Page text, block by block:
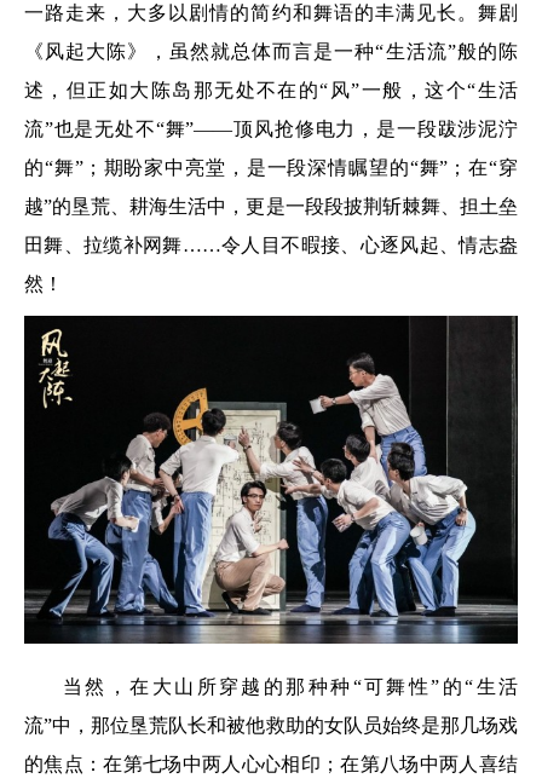
一路走来，大多以剧情的简约和舞语的丰满见长。舞剧
《风起大陈》，虽然就总体而言是一种“生活流”般的陈
述，但正如大陈岛那无处不在的“风”一般，这个“生活
流”也是无处不“舞”——顶风抢修电力，是一段跋涉泥泞
的“舞”；期盼家中亮堂，是一段深情瞩望的“舞”；在“穿
越”的垦荒、耕海生活中，更是一段段披荆斩棘舞、担土垒
田舞、拉缆补网舞……令人目不暇接、心逐风起、情志盎
然！
当然，在大山所穿越的那种种“可舞性”的“生活
流”中，那位垦荒队长和被他救助的女队员始终是那几场戏
的焦点：在第七场中两人心心相印；在第八场中两人喜结